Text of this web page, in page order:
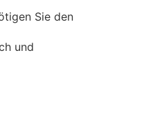
Sie den
und